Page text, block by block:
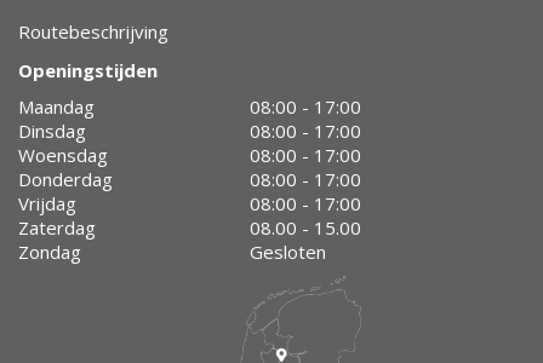
Routebeschrijving
Openingstijden
Maandag
08:00 - 17:00
Dinsdag
08:00 - 17:00
Woensdag
08:00 - 17:00
Donderdag
08:00 - 17:00
Vrijdag
08:00 - 17:00
Zaterdag
08.00 - 15.00
Zondag
Gesloten